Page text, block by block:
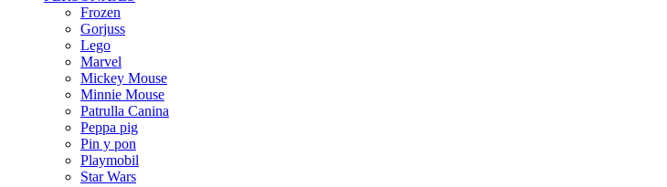
Frozen
Gorjuss
Lego
Marvel
Mickey Mouse
Minnie Mouse
Patrulla Canina
Peppa pig
Pin y pon
Playmobil
Star Wars